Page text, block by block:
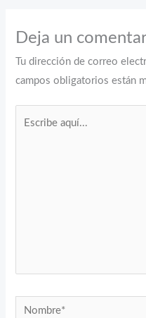
Deja un
Tu dirección de correo
campos obligatorios están
Nombre*